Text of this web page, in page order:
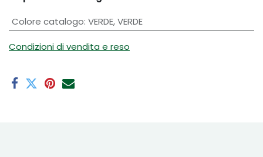
Colore catalogo: VERDE,VERDE
Condizioni di vendita e reso